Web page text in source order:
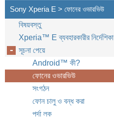
Sony Xperia E > ফোনের ওভারভিউ
বিষয়বস্তু
Xperia™‎ E ব্যবহারকারীর নির্দেশিকা
সূচনা পেয়ে
Android™‎ কী?
ফোনের ওভারভিউ
সংগঠন
ফোন চালু ও বন্ধ করা
পর্দা লক